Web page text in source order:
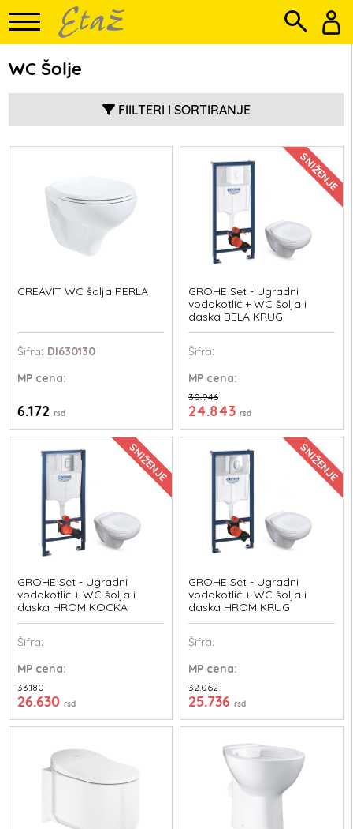
WC Šolje
FIILTERI I SORTIRANJE
CREAVIT WC šolja PERLA
Šifra: DI630130
MP cena:
6.172rsd
SNIŽENJE
GROHE Set - Ugradni
vodokotlić + WC šolja i
daska BELA KRUG
Šifra:
MPcena:
30.946
24.843 rsd
SNIŽENJE
GROHE Set - Ugradni
vodokotlić + WC šolja i
daska HROM KOCKA
Šifra:
MP cena:
33.180
26.630rsd
SNIŽENJE
GROHE Set - Ugradni
vodokotlić + WC šolja i
daska HROM KRUG
Šifra:
MPcena:
32.062
25.736 rsd